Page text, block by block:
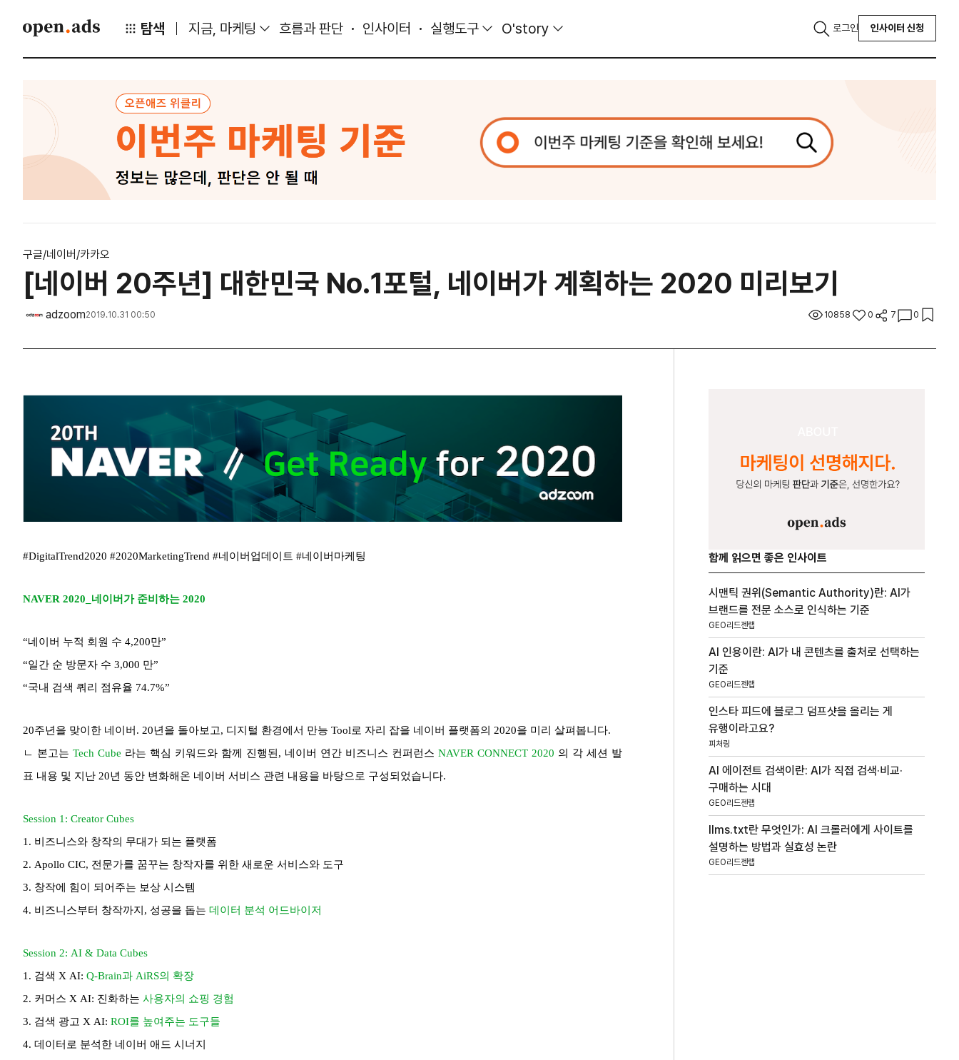
탐색 지금, 마케팅 흐름과 판단 인사이터 실행도구 O'story 로그인 인사이터 신청
구글/네이버/카카오
[네이버 20주년] 대한민국 No.1포털, 네이버가 계획하는 2020 미리보기
adzoom2019.10.31 00:50 10858 0 7 0
#DigitalTrend2020 #2020MarketingTrend #네이버업데이트 #네이버마케팅
NAVER 2020_네이버가 준비하는 2020
“네이버 누적 회원 수 4,200만”
“일간 순 방문자 수 3,000 만”
“국내 검색 쿼리 점유율 74.7%”
20주년을 맞이한 네이버. 20년을 돌아보고, 디지털 환경에서 만능 Tool로 자리 잡을 네이버 플랫폼의 2020을 미리 살펴봅니다.
ㄴ 본고는Tech Cube 라는 핵심 키워드와 함께 진행된, 네이버 연간 비즈니스 컨퍼런스NAVER CONNECT 2020 의 각 세션 발
표 내용 및 지난 20년 동안 변화해온 네이버 서비스 관련 내용을 바탕으로 구성되었습니다.
Session 1: Creator Cubes
1. 비즈니스와 창작의 무대가 되는 플랫폼
2. Apollo CIC, 전문가를 꿈꾸는 창작자를 위한 새로운 서비스와 도구
3. 창작에 힘이 되어주는 보상 시스템
4. 비즈니스부터 창작까지, 성공을 돕는 데이터 분석 어드바이저
Session 2: AI & Data Cubes
1. 검색 X AI: Q-Brain과 AiRS의 확장
2. 커머스 X AI: 진화하는 사용자의 쇼핑 경험
3. 검색 광고 X AI: ROI를 높여주는 도구들
4. 데이터로 분석한 네이버 애드 시너지
함께 읽으면 좋은 인사이트
시맨틱 권위(Semantic Authority)란: AI가
브랜드를 전문 소스로 인식하는 기준
GEO리드젠랩
AI 인용이란: AI가 내 콘텐츠를 출처로 선택하는
기준
GEO리드젠랩
인스타 피드에 블로그 덤프샷을 올리는 게
유행이라고요?
피처링
AI 에이전트 검색이란: AI가 직접 검색·비교·
구매하는 시대
GEO리드젠랩
llms.txt란 무엇인가: AI 크롤러에게 사이트를
설명하는 방법과 실효성 논란
GEO리드젠랩